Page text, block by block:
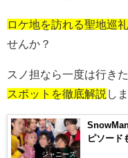
ロケ地を訪れる聖地巡礼
せんか？
スノ担なら一度は行きた
スポットを徹底解説 し
ジャニーズ
ピソード